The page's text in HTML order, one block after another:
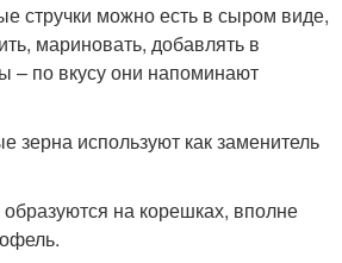
стручки можно есть в сыром виде,
мариновать, добавлять в
– по вкусу они напоминают
зерна используют как заменитель
на корешках, вполне